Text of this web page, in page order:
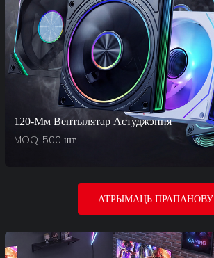
120-Мм Вентылятар Астуджэння
MOQ: 500 шт.
АТРЫМАЦЬ ПРАПАНОВУ